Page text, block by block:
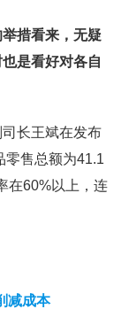
措看来，无疑
是看好对各自
长王斌在发布
零售总额为41.1
在60%以上，连
减成本